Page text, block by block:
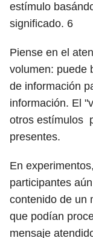
estímulo
significado. 6
Piense en el
volumen: puede
de información
información. El
otros estímulos
presentes.
En
participantes
contenido de un
que podían
mensaje